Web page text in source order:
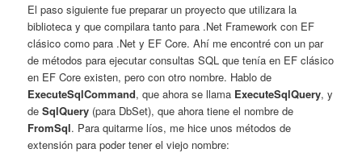
El paso siguiente fue preparar un proyecto que utilizara la
biblioteca y que compilara tanto para .Net Framework con EF
clásico como para .Net y EF Core. Ahí me encontré con un par
de métodos para ejecutar consultas SQL que tenía en EF clásico
en EF Core existen, pero con otro nombre. Hablo de
ExecuteSqlCommand, que ahora se llama ExecuteSqlQuery, y
deSqlQuery (para DbSet), que ahora tiene el nombre de
FromSql. Para quitarme líos, me hice unos métodos de
extensión para poder tener el viejo nombre: